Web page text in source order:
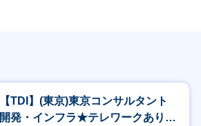
【TDI】(東京)東京コンサルタント
開発・インフラ★テレワークあり★